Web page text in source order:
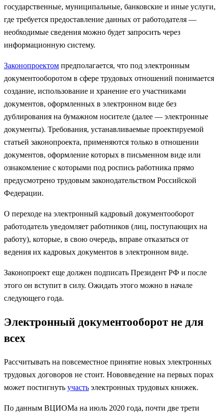
государственные, муниципальные, банковские и иные услуги,
где требуется предоставление данных от работодателя —
необходимые сведения можно будет запросить через
информационную систему.
Законопроектом предполагается, что под электронным
документооборотом в сфере трудовых отношений понимается
создание, использование и хранение его участниками
документов, оформленных в электронном виде без
дублирования на бумажном носителе (далее — электронные
документы). Требования, устанавливаемые проектируемой
статьей законопроекта, применяются только в отношении
документов, оформление которых в письменном виде или
ознакомление с которыми под роспись работника прямо
предусмотрено трудовым законодательством Российской
Федерации.
О переходе на электронный кадровый документооборот
работодатель уведомляет работников (лиц, поступающих на
работу), которые, в свою очередь, вправе отказаться от
ведения их кадровых документов в электронном виде.
Законопроект еще должен подписать Президент РФ и после
этого он вступит в силу. Ожидать этого можно в начале
следующего года.
Электронный документооборот не для
всех
Рассчитывать на повсеместное принятие новых электронных
трудовых договоров не стоит. Нововведение на первых порах
может постигнуть участь электронных трудовых книжек.
По данным ВЦИОМа на июль 2020 года, почти две трети